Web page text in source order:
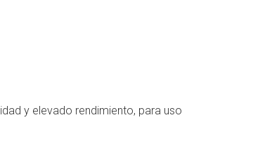
y elevado rendimiento, para uso